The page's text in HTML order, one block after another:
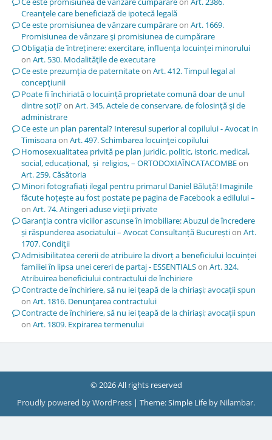
Creanţele care beneficiază de ipotecă legală
Ce este promisiunea de vânzare cumpărareon Art. 1669.
Promisiunea de vânzare şi promisiunea de cumpărare
Obligația de întreținere: exercitare, influența locuinței minorului
on Art. 530. Modalităţile de executare
Ce este prezumția de paternitateon Art. 412. Timpul legal al
concepţiunii
Poate fi închiriată o locuință proprietate comună doar de unul
dintre soți?on Art. 345. Actele de conservare, de folosinţă şi de
administrare
Ce este un plan parental? Interesul superior al copilului - Avocat in
Timisoaraon Art. 497. Schimbarea locuinţei copilului
Homosexualitatea privită pe plan juridic, politic, istoric, medical,
social, educațional, și religios, – ORTODOXIAÎNCATACOMBEon
Art. 259. Căsătoria
Minori fotografiați ilegal pentru primarul Daniel Băluță! Imaginile
făcute hoțește au fost postate pe pagina de Facebook a edilului –
on Art. 74. Atingeri aduse vieţii private
Garanția contra viciilor ascunse în imobiliare: Abuzul de încredere
și răspunderea asociatului – Avocat Consultanță Bucureștion Art.
1707. Condiţii
Admisibilitatea cererii de atribuire la divorț a beneficiului locuinței
familiei în lipsa unei cereri de partaj - ESSENTIALSon Art. 324.
Atribuirea beneficiului contractului de închiriere
Contracte de închiriere, să nu iei țeapă de la chiriași; avocații spun
on Art. 1816. Denunţarea contractului
Contracte de închiriere, să nu iei țeapă de la chiriași; avocații spun
on Art. 1809. Expirarea termenului
© 2026 All rights reserved
Proudly powered by WordPress | Theme: Simple Life by Nilambar.